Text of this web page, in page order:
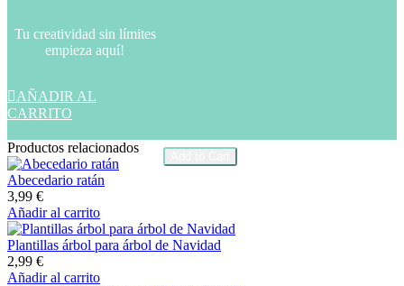
cantidad
Tu creatividad sin límites
empieza aquí!
 AÑADIR AL
CARRITO
Productos relacionados
Abecedario ratán
3,99 €
Añadir al carrito
Plantillas árbol para árbol de Navidad
2,99 €
Añadir al carrito